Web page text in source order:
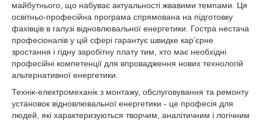
майбутнього, що набуває актуальності жвавими темпами. Ця
освітньо-професійна програма спрямована на підготовку
фахівців в галузі відновлювальної енергетики. Гостра нестача
професіоналів у цій сфері гарантує швидке кар’єрне
зростання і гідну заробітну плату тим, хто має необхідні
професійні компетенції для впровадження нових технологій
альтернативної енергетики.
Технік-електромеханік з монтажу, обслуговування та ремонту
установок відновлювальної енергетики - це професія для
людей, які характеризуються творчим, аналітичним і логічним